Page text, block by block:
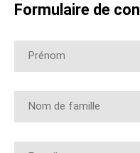
Politique
de
confidentialité
Formulaire de